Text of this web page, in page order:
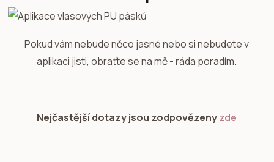
Pokud vám nebude něco jasné nebo si nebudete v
aplikaci jisti, obraťte se na mě - ráda poradím.
Nejčastější dotazy jsou zodpovězenyzde